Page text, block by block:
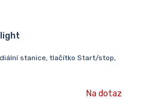
light
stanice, tlačítko Start/stop,
Na dotaz